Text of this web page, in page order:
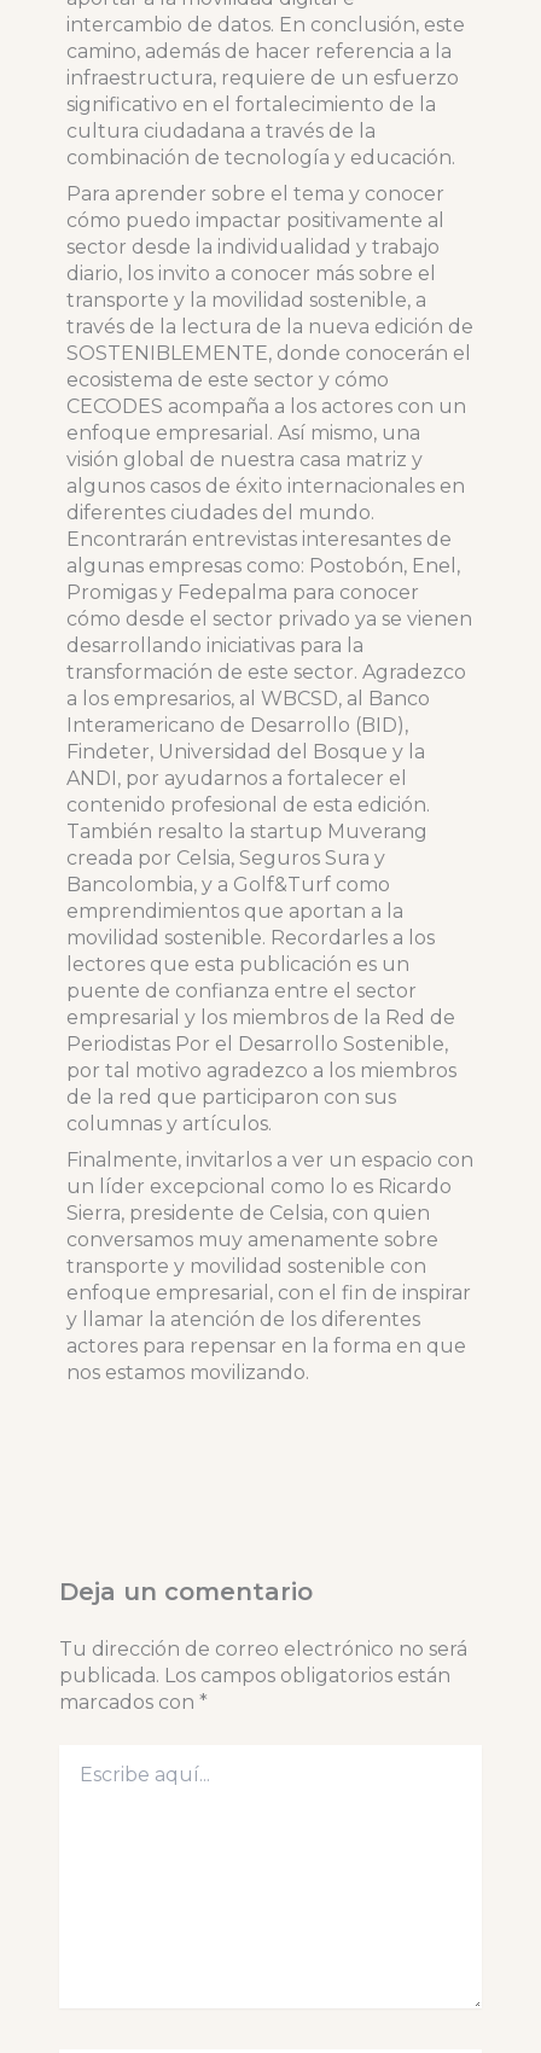
intercambio de datos. En conclusión, este
camino, además de hacer referencia a la
infraestructura, requiere de un esfuerzo
significativo en el fortalecimiento de la
cultura ciudadana a través de la
combinación de tecnología y educación.
Para aprender sobre el tema y conocer
cómo puedo impactar positivamente al
sector desde la individualidad y trabajo
diario, los invito a conocer más sobre el
transporte y la movilidad sostenible, a
través de la lectura de la nueva edición de
SOSTENIBLEMENTE, donde conocerán el
ecosistema de este sector y cómo
CECODES acompaña a los actores con un
enfoque empresarial. Así mismo, una
visión global de nuestra casa matriz y
algunos casos de éxito internacionales en
diferentes ciudades del mundo.
Encontrarán entrevistas interesantes de
algunas empresas como: Postobón, Enel,
Promigas y Fedepalma para conocer
cómo desde el sector privado ya se vienen
desarrollando iniciativas para la
transformación de este sector. Agradezco
a los empresarios, al WBCSD, al Banco
Interamericano de Desarrollo (BID),
Findeter, Universidad del Bosque y la
ANDI, por ayudarnos a fortalecer el
contenido profesional de esta edición.
También resalto la startup Muverang
creada por Celsia, Seguros Sura y
Bancolombia, y a Golf&Turf como
emprendimientos que aportan a la
movilidad sostenible. Recordarles a los
lectores que esta publicación es un
puente de confianza entre el sector
empresarial y los miembros de la Red de
Periodistas Por el Desarrollo Sostenible,
por tal motivo agradezco a los miembros
de la red que participaron con sus
columnas y artículos.
Finalmente, invitarlos a ver un espacio con
un líder excepcional como lo es Ricardo
Sierra, presidente de Celsia, con quien
conversamos muy amenamente sobre
transporte y movilidad sostenible con
enfoque empresarial, con el fin de inspirar
y llamar la atención de los diferentes
actores para repensar en la forma en que
nos estamos movilizando.
Deja un comentario
Tu dirección de correo electrónico no será
publicada. Los campos obligatorios están
marcados con *
aquí...